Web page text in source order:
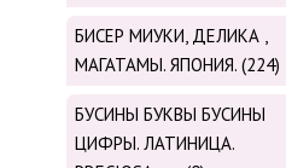
БИСЕР МИУКИ, ДЕЛИКА ,
МАГАТАМЫ. ЯПОНИЯ. (224)
БУСИНЫ БУКВЫ БУСИНЫ
ЦИФРЫ. ЛАТИНИЦА.